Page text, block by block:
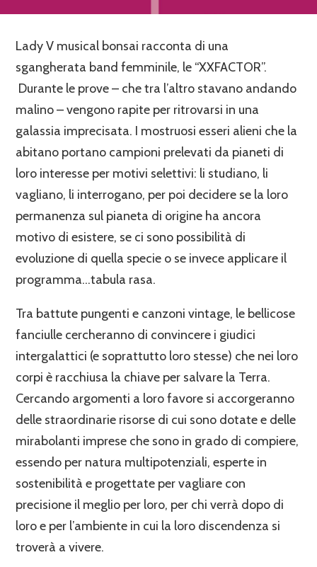
Lady V musical bonsai racconta di una
sgangherata band femminile, le “XXFACTOR”.
Durante le prove – che tra l’altro stavano andando
malino – vengono rapite per ritrovarsi in una
galassia imprecisata. I mostruosi esseri alieni che la
abitano portano campioni prelevati da pianeti di
loro interesse per motivi selettivi: li studiano, li
vagliano, li interrogano, per poi decidere se la loro
permanenza sul pianeta di origine ha ancora
motivo di esistere, se ci sono possibilità di
evoluzione di quella specie o se invece applicare il
programma…tabula rasa.
Tra battute pungenti e canzoni vintage, le bellicose
fanciulle cercheranno di convincere i giudici
intergalattici (e soprattutto loro stesse) che nei loro
corpi è racchiusa la chiave per salvare la Terra.
Cercando argomenti a loro favore si accorgeranno
delle straordinarie risorse di cui sono dotate e delle
mirabolanti imprese che sono in grado di compiere,
essendo per natura multipotenziali, esperte in
sostenibilità e progettate per vagliare con
precisione il meglio per loro, per chi verrà dopo di
loro e per l’ambiente in cui la loro discendenza si
troverà a vivere.